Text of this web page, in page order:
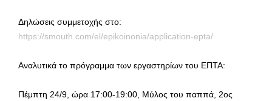
Δηλώσεις συμμετοχής στο:
https://smouth.com/el/epikoinonia/application-epta/
Αναλυτικά το πρόγραμμα των εργαστηρίων του ΕΠΤΑ:
Πέμπτη 24/9, ώρα 17:00-19:00, Μύλος του παππά, 2ος